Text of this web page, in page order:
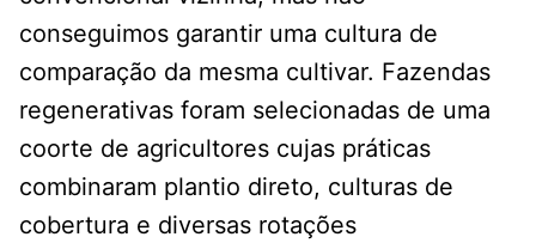
conseguimos garantir uma cultura de
comparação da mesma cultivar. Fazendas
regenerativas foram selecionadas de uma
coorte de agricultores cujas práticas
combinaram plantio direto, culturas de
cobertura e diversas rotações